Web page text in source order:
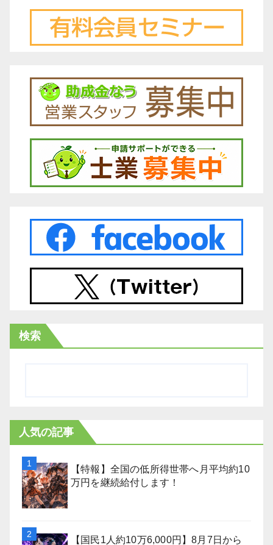
検索
人気の記事
【特報】全国の低所得世帯へ月平均約10
万円を継続給付します！
【国民1人約10万6,000円】8月7日から